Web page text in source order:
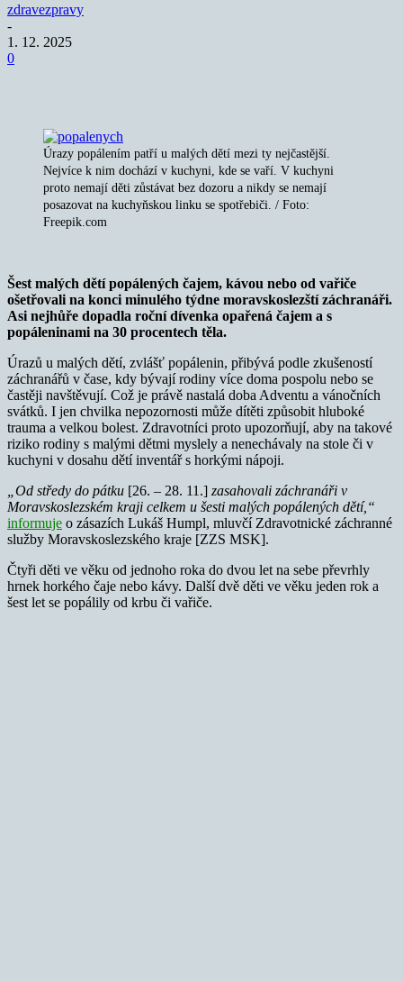
zdravezpravy
-
1. 12. 2025
0
Úrazy popálením patří u malých dětí mezi ty nejčastější.
Nejvíce k nim dochází v kuchyni, kde se vaří. V kuchyni
proto nemají děti zůstávat bez dozoru a nikdy se nemají
posazovat na kuchyňskou linku se spotřebiči. / Foto:
Freepik.com
Šest malých dětí popálených čajem, kávou nebo od vařiče
ošetřovali na konci minulého týdne moravskoslezští záchranáři.
Asi nejhůře dopadla roční dívenka opařená čajem a s
popáleninami na 30 procentech těla.
Úrazů u malých dětí, zvlášť popálenin, přibývá podle zkušeností
záchranářů v čase, kdy bývají rodiny více doma pospolu nebo se
častěji navštěvují. Což je právě nastalá doba Adventu a vánočních
svátků. I jen chvilka nepozornosti může dítěti způsobit hluboké
trauma a velkou bolest. Zdravotníci proto upozorňují, aby na takové
riziko rodiny s malými dětmi myslely a nenechávaly na stole či v
kuchyni v dosahu dětí inventář s horkými nápoji.
„Od středy do pátku [26. – 28. 11.] zasahovali záchranáři v
Moravskoslezském kraji celkem u šesti malých popálených dětí,“
informuje o zásazích Lukáš Humpl, mluvčí Zdravotnické záchranné
služby Moravskoslezského kraje [ZZS MSK].
Čtyři děti ve věku od jednoho roka do dvou let na sebe převrhly
hrnek horkého čaje nebo kávy. Další dvě děti ve věku jeden rok a
šest let se popálily od krbu či vařiče.